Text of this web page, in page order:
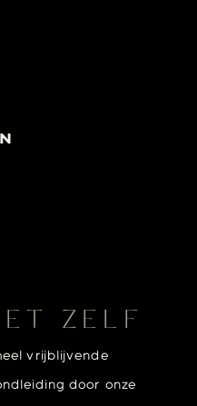
vrijblijvende
door onze
ZELF